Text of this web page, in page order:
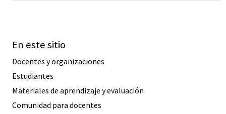
En este sitio
Docentes y organizaciones
Estudiantes
Materiales de aprendizaje y evaluación
Comunidad para docentes